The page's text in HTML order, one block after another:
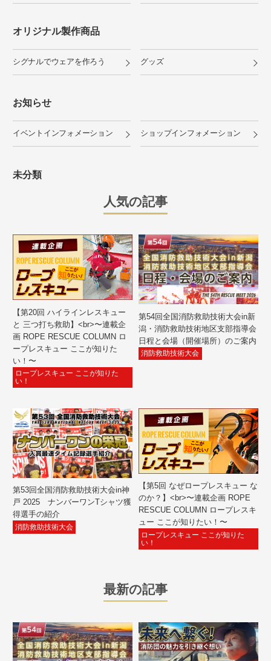
オリジナル製作商品
シグナルでウェアを作ろう グッズ
お知らせ
イベントインフォメーション ショップインフォメーション
未分類
人気の記事
【第20回 ハイラインレスキュー
と 三つ打ち救助】<br>〜連載企
画 ROPE RESCUE COLUMN ロ
ープレスキュー ここが知りた
い！〜
ロープレスキュー ここが知りた
い！
第54回全国消防救助技術大会in新
潟・消防救助技術地区支部指導会
日程と会場（開催場所）のご案内
消防救助技術大会
第53回全国消防救助技術大会in神
戸 2025 ナンバーワンTシャツ獲
得選手の紹介
消防救助技術大会
【第5回 なぜロープレスキュー な
のか？】<br>〜連載企画 ROPE
RESCUE COLUMN ロープレスキ
ュー ここが知りたい！〜
ロープレスキュー ここが知りた
い！
最新の記事